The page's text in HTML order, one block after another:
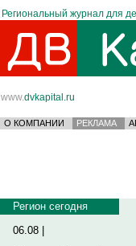
Региональный журнал для
www.dvkapital.ru
О КОМПАНИИ РЕКЛАМА
Регион сегодня
06.08 |